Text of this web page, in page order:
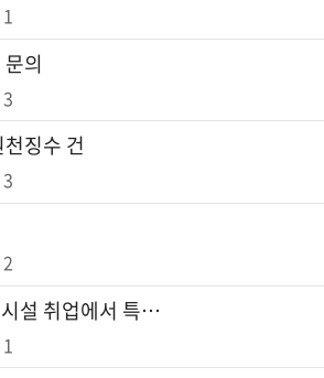
1
의
3
징수 건
3
2
사회복지법인 수익시설 취업에서 특수관계인의 조건
1